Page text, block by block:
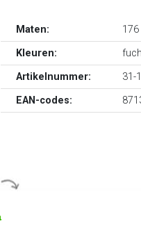
Maten:
Kleuren:
Artikelnummer:
31-
EAN-codes: